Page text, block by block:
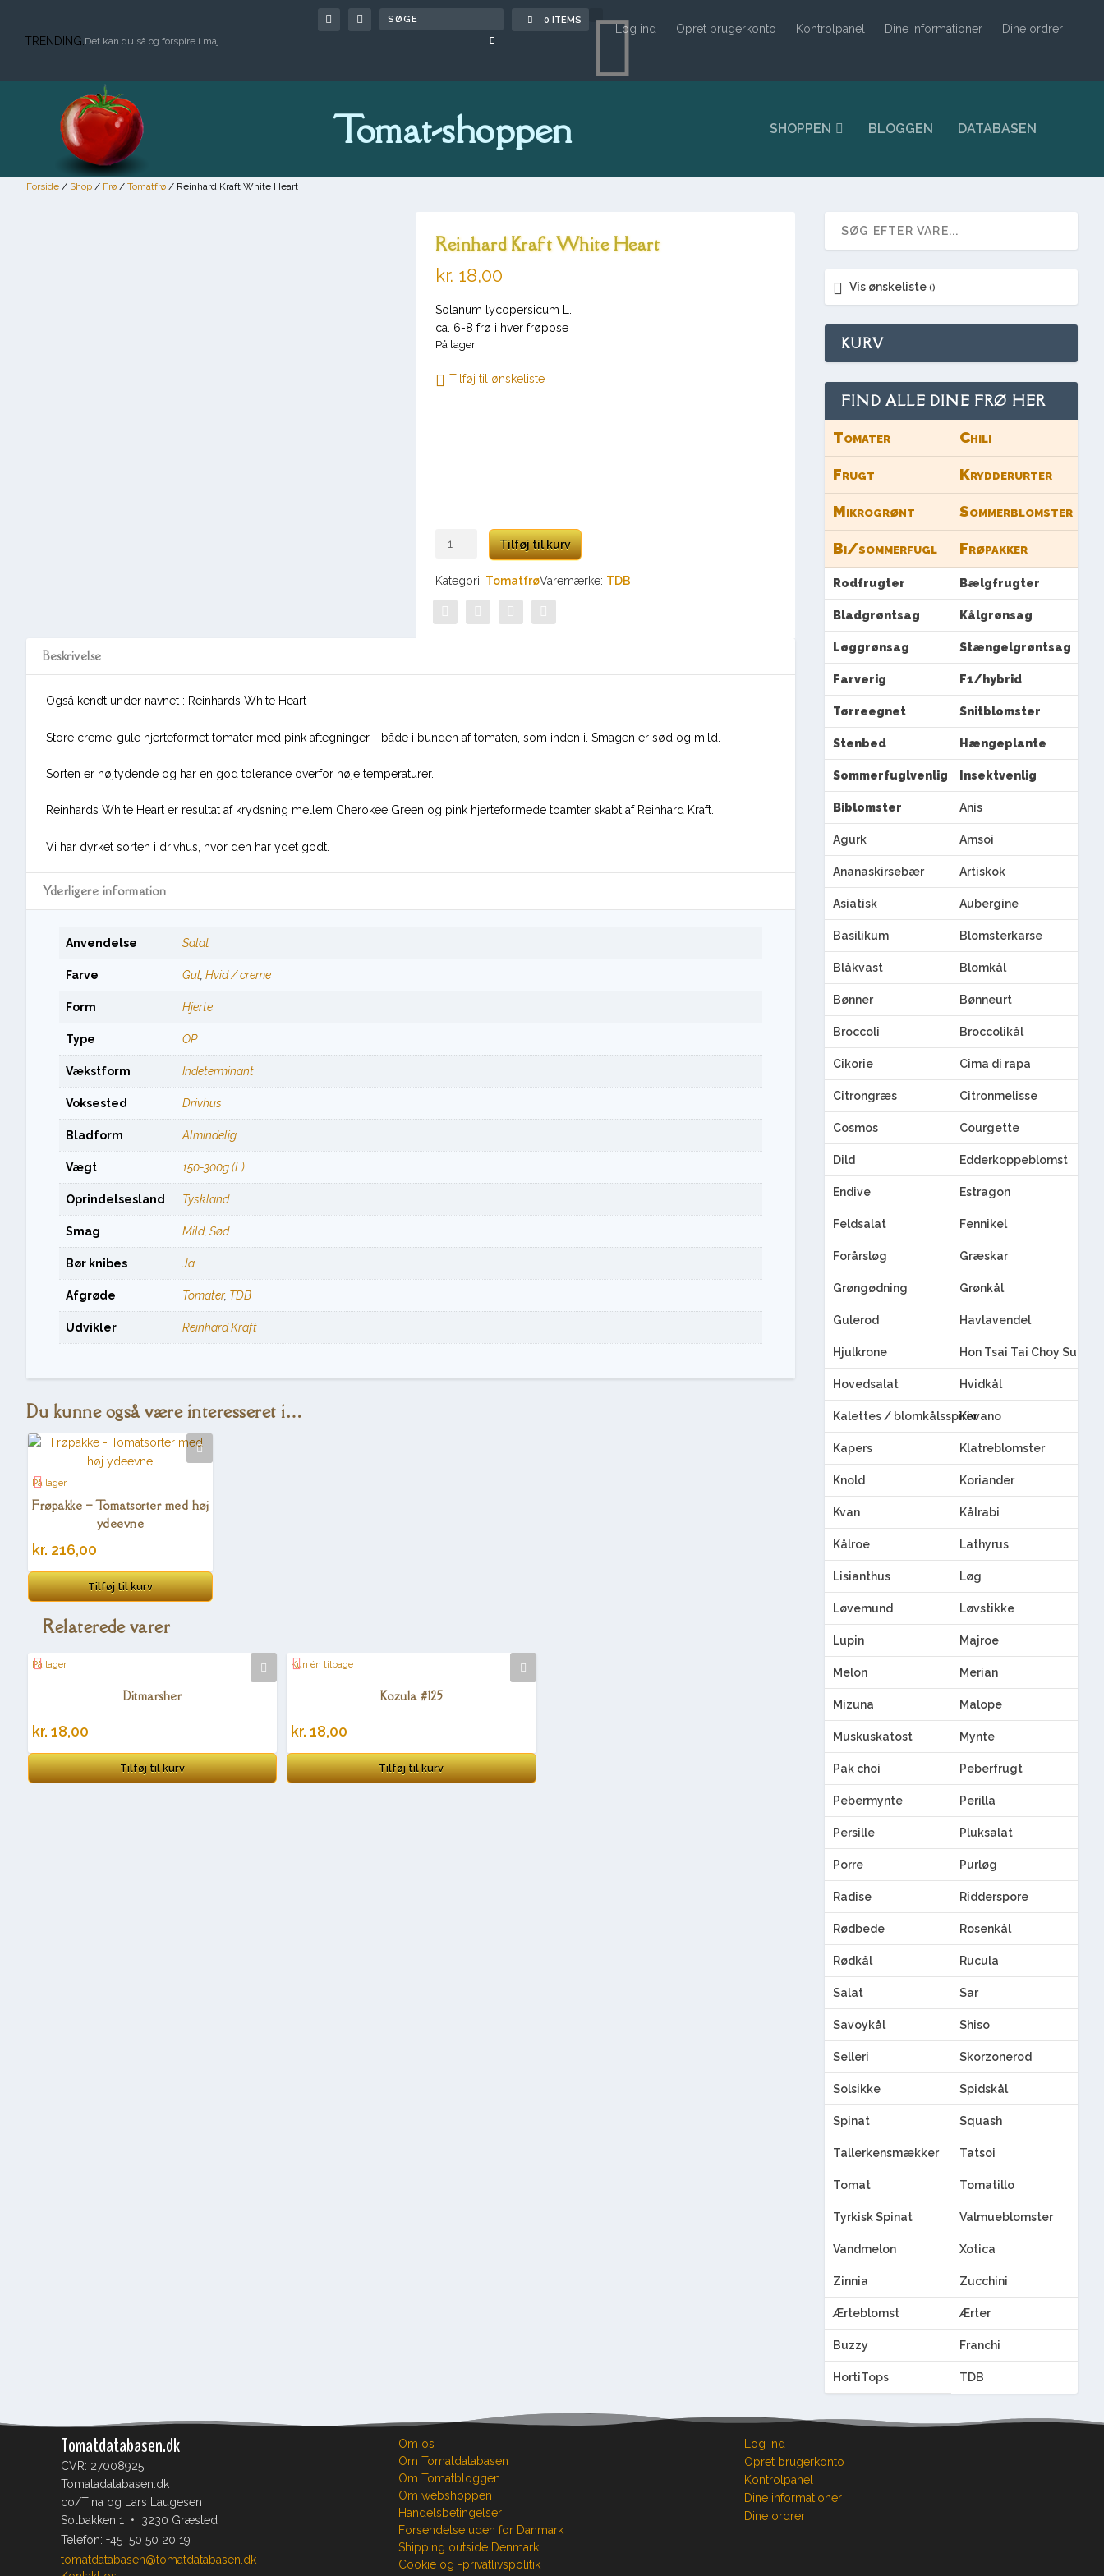
TRENDING:Det kan du så og forspire i maj
0 ITEMS Log ind Opret brugerkonto Kontrolpanel Dine informationer Dine ordrer
Tomat-shoppen SHOPPEN BLOGGEN DATABASEN
Forside / Shop / Frø / Tomatfrø / Reinhard Kraft White Heart
Reinhard Kraft White Heart
kr. 18,00
Solanum lycopersicum L.
ca. 6-8 frø i hver frøpose
På lager
Tilføj til ønskeliste
Reinhard
White
Heart
antal
Tilføj til kurv
Kategori: TomatfrøVaremærke: TDB
Beskrivelse
Også kendt under navnet : Reinhards White Heart
Store creme-gule hjerteformet tomater med pink aftegninger - både i bunden af tomaten, som inden i. Smagen er sød og mild.
Sorten er højtydende og har en god tolerance overfor høje temperaturer.
Reinhards White Heart er resultat af krydsning mellem Cherokee Green og pink hjerteformede toamter skabt af Reinhard Kraft.
Vi har dyrket sorten i drivhus, hvor den har ydet godt.
Yderligere information
Anvendelse Salat
Farve Gul Hvid / creme
Form Hjerte
Type OP
Vækstform Indeterminant
Voksested Drivhus
Bladform Almindelig
Vægt 150-300g (L)
Oprindelsesland Tyskland
Smag Mild, Sød
Bør knibes Ja
Afgrøde Tomater, TDB
Udvikler Reinhard Kraft
Du kunne også være interesseret i…
På lager
Frøpakke – Tomatsorter med høj
ydeevne
kr. 216,00
Tilføj til kurv
Relaterede varer
På lager
Ditmarsher
kr. 18,00
Tilføj til kurv
Kun én tilbage
Kozula #125
kr. 18,00
Tilføj til kurv
Vis ønskeliste
KURV
FIND ALLE DINE FRØ HER
Tomater Chili
Frugt Krydderurter
Mikrogrønt Sommerblomster
Bi/sommerfugl Frøpakker
Rodfrugter Bælgfrugter
Bladgrøntsag Kålgrønsag
Løggrønsag Stængelgrøntsag
Farverig F1/hybrid
Tørreegnet Snitblomster
Stenbed Hængeplante
Sommerfuglvenlig Insektvenlig
Biblomster Anis
Agurk Amsoi
Ananaskirsebær Artiskok
Asiatisk Aubergine
Basilikum Blomsterkarse
Blåkvast Blomkål
Bønner Bønneurt
Broccoli Broccolikål
Cikorie Cima di rapa
Citrongræs Citronmelisse
Cosmos Courgette
Dild Edderkoppeblomst
Endive Estragon
Feldsalat Fennikel
Forårsløg Græskar
Grøngødning Grønkål
Gulerod Havlavendel
Hjulkrone Hon Tsai Tai Choy Sum
Hovedsalat Hvidkål
Kalettes / blomkålsspirerKiwano
Kapers Klatreblomster
Knold Koriander
Kvan Kålrabi
Kålroe Lathyrus
Lisianthus Løg
Løvemund Løvstikke
Lupin Majroe
Melon Merian
Mizuna Malope
Muskuskatost Mynte
Pak choi Peberfrugt
Pebermynte Perilla
Persille Pluksalat
Porre Purløg
Radise Ridderspore
Rødbede Rosenkål
Rødkål Rucula
Salat Sar
Savoykål Shiso
Selleri Skorzonerod
Solsikke Spidskål
Spinat Squash
Tallerkensmækker Tatsoi
Tomat Tomatillo
Tyrkisk Spinat Valmueblomster
Vandmelon Xotica
Zinnia Zucchini
Ærteblomst Ærter
Buzzy Franchi
HortiTops TDB
Tomatdatabasen.dk
CVR: 27008925
Tomatadatabasen.dk
co/Tina og Lars Laugesen
Solbakken 1 • 3230 Græsted
Telefon: +45 50 50 20 19
tomatdatabasen@tomatdatabasen.dk
Om os
Om Tomatdatabasen
Om Tomatbloggen
Om webshoppen
Handelsbetingelser
Forsendelse uden for Danmark
Shipping outside Denmark
Cookie og -privatlivspolitik
Log ind
Opret brugerkonto
Kontrolpanel
Dine informationer
Dine ordrer